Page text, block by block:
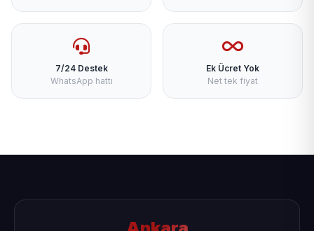
7/24 Destek
WhatsApp hattı
Ek Ücret Yok
Net tek fiyat